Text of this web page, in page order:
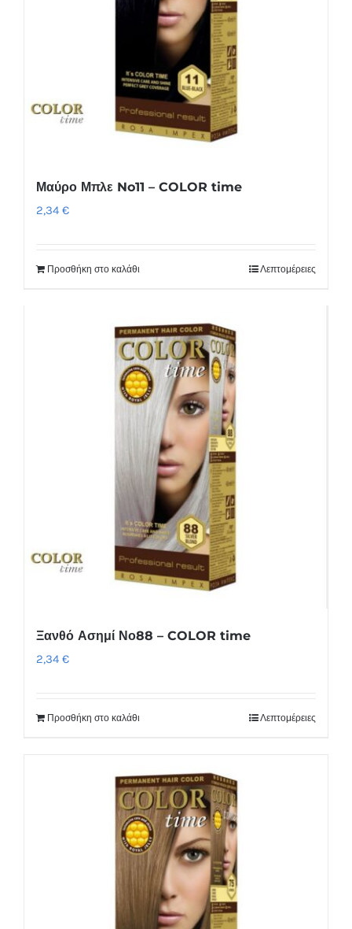
Μαύρο Μπλε No11 – COLOR time
2,34 €
Προσθήκη στο καλάθι Λεπτομέρειες
Ξανθό Ασημί Νο88 – COLOR time
2,34 €
Προσθήκη στο καλάθι Λεπτομέρειες